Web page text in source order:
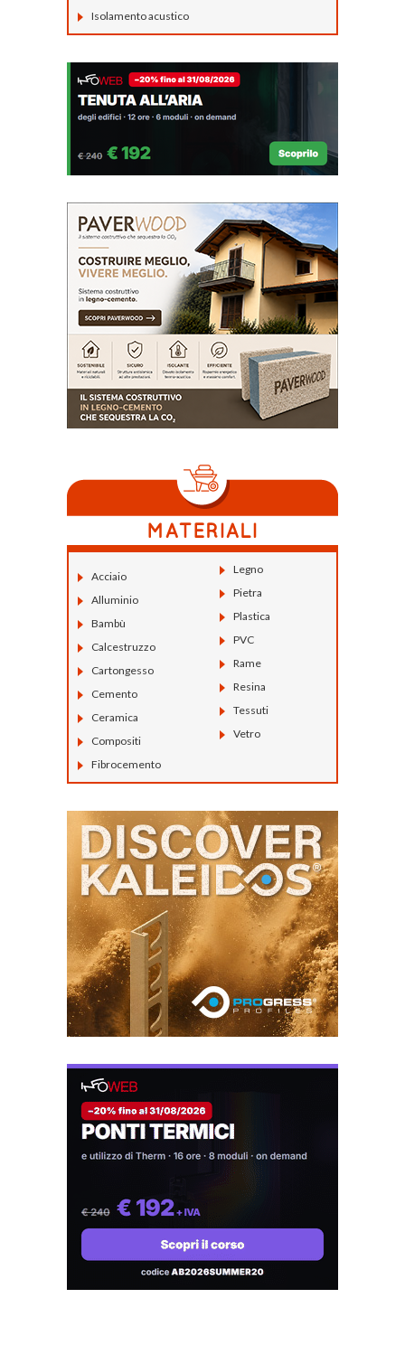
Isolamento acustico
Acciaio
Alluminio
Bambù
Calcestruzzo
Cartongesso
Cemento
Ceramica
Compositi
Fibrocemento
Legno
Pietra
Plastica
PVC
Rame
Resina
Tessuti
Vetro